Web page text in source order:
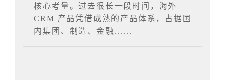
核心考量。过去很长一段时间，海外
CRM 产品凭借成熟的产品体系，占据国
内集团、制造、金融......